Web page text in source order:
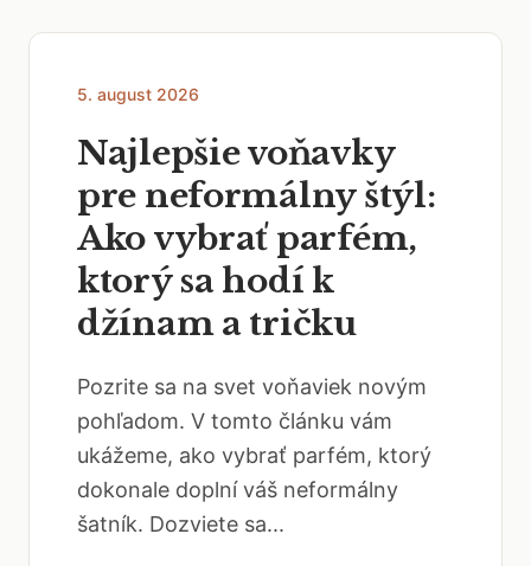
5. august 2026
Najlepšie voňavky
pre neformálny štýl:
Ako vybrať parfém,
ktorý sa hodí k
džínam a tričku
Pozrite sa na svet voňaviek novým
pohľadom. V tomto článku vám
ukážeme, ako vybrať parfém, ktorý
dokonale doplní váš neformálny
šatník. Dozviete sa...